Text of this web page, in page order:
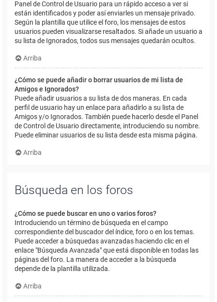
Panel de Control de Usuario para un rápido acceso a ver si
están identificados y poder así enviarles un mensaje privado.
Según la plantilla que utilice el foro, los mensajes de estos
usuarios pueden visualizarse resaltados. Si añade un usuario a
su lista de Ignorados, todos sus mensajes quedarán ocultos.
Arriba
¿Cómo se puede añadir o borrar usuarios de mi lista de
Amigos e Ignorados?
Puede añadir usuarios a su lista de dos maneras. En cada
perfil de usuario hay un enlace para añadirlo a su lista de
Amigos y/o Ignorados. También puede hacerlo desde el Panel
de Control de Usuario directamente, introduciendo su nombre.
Puede eliminar usuarios de su lista desde esta misma página.
Arriba
Búsqueda en los foros
¿Cómo se puede buscar en uno o varios foros?
Introduciendo un término de búsqueda en el campo
correspondiente del buscador del índice, foro o en los temas.
Puede acceder a búsquedas avanzadas haciendo clic en el
enlace "Búsqueda Avanzada" que está disponible en todas las
páginas del foro. La manera de acceder a la búsqueda
depende de la plantilla utilizada.
Arriba